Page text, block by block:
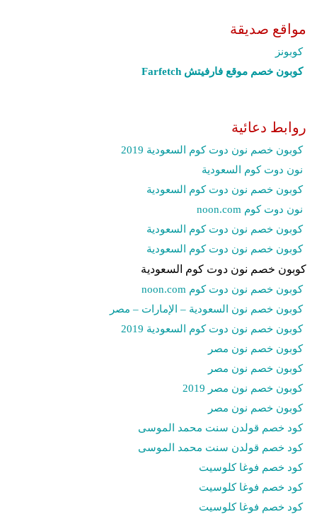
مواقع صديقة
كوبونز
كوبون خصم موقع فارفيتش Farfetch‎
روابط دعائية
كوبون خصم نون دوت كوم السعودية 2019
نون دوت كوم السعودية
كوبون خصم نون دوت كوم السعودية
نون دوت كوم noon.com
كوبون خصم نون دوت كوم السعودية
كوبون خصم نون دوت كوم السعودية
كوبون خصم نون دوت كوم السعودية
كوبون خصم نون دوت كوم noon.com
كوبون خصم نون السعودية – الإمارات – مصر
كوبون خصم نون دوت كوم السعودية 2019
كوبون خصم نون مصر
كوبون خصم نون مصر
كوبون خصم نون مصر 2019
كوبون خصم نون مصر
كود خصم قولدن سنت محمد الموسى
كود خصم قولدن سنت محمد الموسى
كود خصم فوغا كلوسيت
كود خصم فوغا كلوسيت
كود خصم فوغا كلوسيت